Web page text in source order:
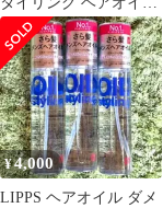
& スタイリングミルク
3本セット
¥4,000
LIPPS ヘアオイル ダメ